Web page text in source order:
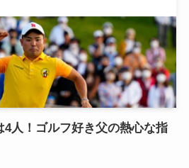
人！ゴルフ好き父の熱心な指